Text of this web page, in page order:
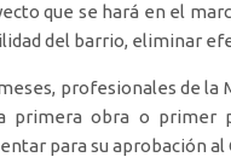
que se hará en el
del barrio, eliminar
profesionales de la
primera obra o
para su aprobación